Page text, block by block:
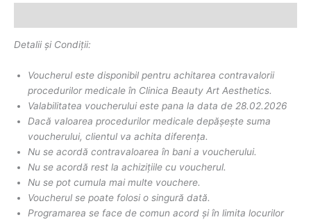
Detalii și Condiții:
Voucherul este disponibil pentru achitarea contravalorii
procedurilor medicale în Clinica Beauty Art Aesthetics.
Valabilitatea voucherului este pana la data de 28.02.2026
Dacă valoarea procedurilor medicale depășește suma
voucherului, clientul va achita diferența.
Nu se acordă contravaloarea în bani a voucherului.
Nu se acordă rest la achizițiile cu voucherul.
Nu se pot cumula mai multe vouchere.
Voucherul se poate folosi o singură dată.
Programarea se face de comun acord și în limita locurilor